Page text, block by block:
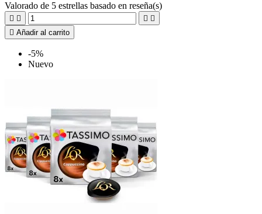
Valorado de 5 estrellas basado en reseña(s)
   
 Añadir al carrito
-5%
Nuevo